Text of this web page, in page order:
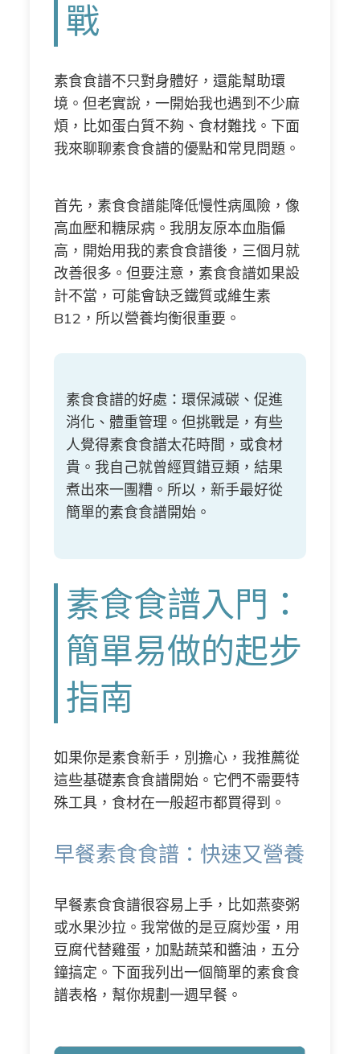
戰
素食食譜不只對身體好，還能幫助環
境。但老實說，一開始我也遇到不少麻
煩，比如蛋白質不夠、食材難找。下面
我來聊聊素食食譜的優點和常見問題。
首先，素食食譜能降低慢性病風險，像
高血壓和糖尿病。我朋友原本血脂偏
高，開始用我的素食食譜後，三個月就
改善很多。但要注意，素食食譜如果設
計不當，可能會缺乏鐵質或維生素
B12，所以營養均衡很重要。
素食食譜的好處：環保減碳、促進
消化、體重管理。但挑戰是，有些
人覺得素食食譜太花時間，或食材
貴。我自己就曾經買錯豆類，結果
煮出來一團糟。所以，新手最好從
簡單的素食食譜開始。
素食食譜入門：
簡單易做的起步
指南
如果你是素食新手，別擔心，我推薦從
這些基礎素食食譜開始。它們不需要特
殊工具，食材在一般超市都買得到。
早餐素食食譜：快速又營養
早餐素食食譜很容易上手，比如燕麥粥
或水果沙拉。我常做的是豆腐炒蛋，用
豆腐代替雞蛋，加點蔬菜和醬油，五分
鐘搞定。下面我列出一個簡單的素食食
譜表格，幫你規劃一週早餐。